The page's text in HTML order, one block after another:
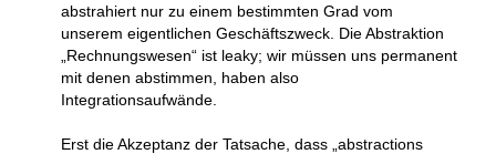
abstrahiert nur zu einem bestimmten Grad vom
unserem eigentlichen Geschäftszweck. Die Abstraktion
„Rechnungswesen“ ist leaky; wir müssen uns permanent
mit denen abstimmen, haben also
Integrationsaufwände.
Erst die Akzeptanz der Tatsache, dass „abstractions